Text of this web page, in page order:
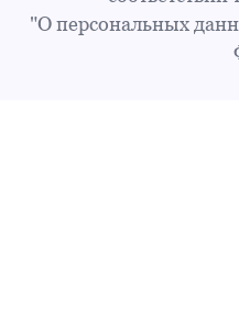
"О персональных